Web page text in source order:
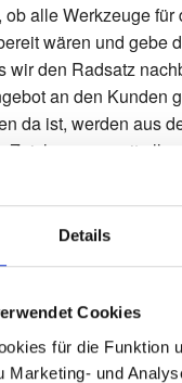
Details
Cookies
für die Funktion
Marketing- und
alle Werkzeuge für
wären und gebe
wir den Radsatz
an den Kunden
da ist, werden aus
Zeichnungen mit allen
erstellt und die
genutzt. Nach
in die Härterei,
in die